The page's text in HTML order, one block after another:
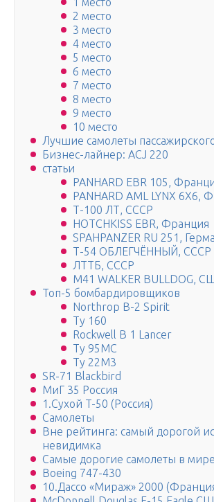
2 место
3 место
4 место
5 место
6 место
7 место
8 место
9 место
10 место
Лучшие самолеты
Бизнес-лайнер: ACJ 220
статьи
PANHARD EBR 105,
PANHARD AML LYNX 6X6,
Т-100 ЛТ, СССР
HOTCHKISS EBR, Франция
SPAHPANZER RU 251,
Т-54 ОБЛЕГЧЁННЫЙ, СССР
ЛТТБ, СССР
M41 WALKER BULLDOG,
Топ-5 бомбардировщиков
Northrop B-2 Spirit
Ту 160
Rockwell B 1 Lancer
Ту 95МС
Ту 22М3
SR-71 Blackbird
МиГ 35 Россия
1.Сухой T-50 (Россия)
Самолеты
Вне рейтинга: самый дорогой
невидимка
Самые дорогие самолеты в мире
Boeing 747-430
10.Дассо «Мираж» 2000